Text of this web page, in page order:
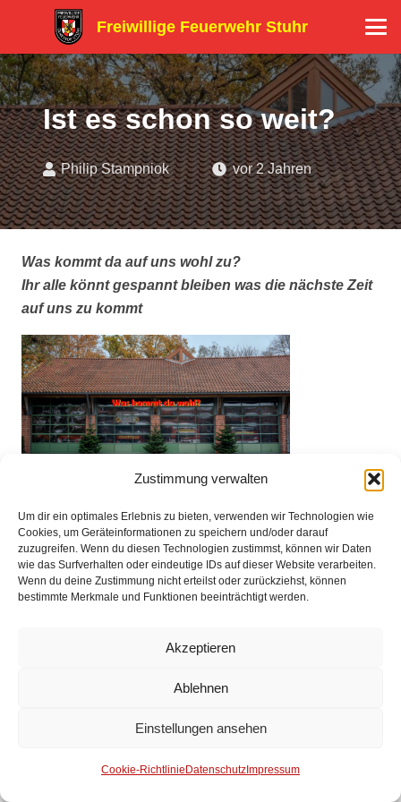
Zustimmung verwalten
Um dir ein optimales Erlebnis zu bieten, verwenden wir Technologien wie
Cookies, um Geräteinformationen zu speichern und/oder darauf
zuzugreifen. Wenn du diesen Technologien zustimmst, können wir Daten
wie das Surfverhalten oder eindeutige IDs auf dieser Website verarbeiten.
Wenn du deine Zustimmung nicht erteilst oder zurückziehst, können
bestimmte Merkmale und Funktionen beeinträchtigt werden.
Akzeptieren
Ablehnen
Einstellungen ansehen
Cookie-Richtlinie Datenschutz Impressum
Freiwillige Feuerwehr Stuhr
Ist es schon so weit?
Philip Stampniok vor 2 Jahren
Was kommt da auf uns wohl zu?
Ihr alle könnt gespannt bleiben was die nächste Zeit
auf uns zu kommt
Impressum
Anmelden